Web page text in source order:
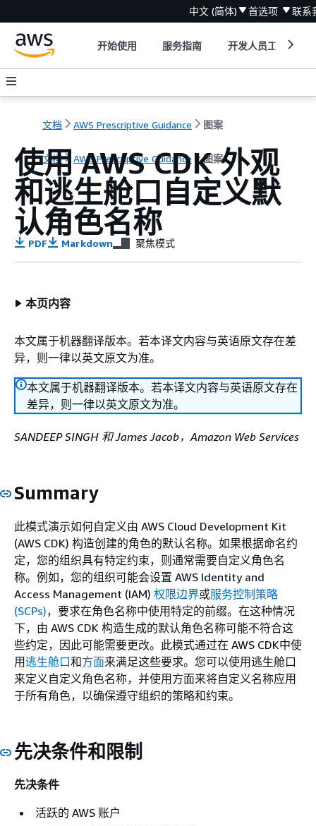
中文 (简体) 首选项 联系
开始使用 服务指南 开发人员工具
文档 AWS Prescriptive Guidance 图案
文档 AWS Prescriptive Guidance 图案
使用 AWS CDK 外观
和逃生舱口自定义默
认角色名称
PDF Markdown 聚焦模式
本页内容
本文属于机器翻译版本。若本译文内容与英语原文存在差
异，则一律以英文原文为准。
本文属于机器翻译版本。若本译文内容与英语原文存在
差异，则一律以英文原文为准。
SANDEEP SINGH 和 James Jacob，Amazon Web Services
Summary
此模式演示如何自定义由 AWS Cloud Development Kit
(AWS CDK) 构造创建的角色的默认名称。如果根据命名约
定，您的组织具有特定约束，则通常需要自定义角色名
称。例如，您的组织可能会设置 AWS Identity and
Access Management (IAM) 权限边界或服务控制策略
(SCPs)，要求在角色名称中使用特定的前缀。在这种情况
下，由 AWS CDK 构造生成的默认角色名称可能不符合这
些约定，因此可能需要更改。此模式通过在 AWS CDK中使
用逃生舱口和方面来满足这些要求。您可以使用逃生舱口
来定义自定义角色名称，并使用方面来将自定义名称应用
于所有角色，以确保遵守组织的策略和约束。
先决条件和限制
先决条件
活跃的 AWS 账户